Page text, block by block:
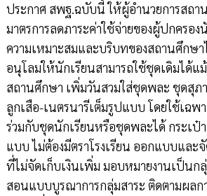
ประกาศ สพฐ.ฉบับนี้ ให้ผู้อำนวยการสถา
มาตรการลดภาระค่าใช้จ่ายของผู้ปกครอง
ความเหมาะสมและบริบทของสถานศึกษ
อนุโลมให้นักเรียนสามารถใช้ชุดเดิมได้แ
สถานศึกษา เพิ่มวันสวมใส่ชุดพละ ชุดสุภ
ลูกเสือ-เนตรนารีเต็มรูปแบบ โดยใช้เฉ
ร่วมกับชุดนักเรียนหรือชุดพละได้ กระเป๋
แบบ ไม่ต้องมีตราโรงเรียน ออกแบบและ
ที่ไม่จัดเก็บเงินเพิ่ม มอบหมายงานเป็นก
สอนแบบบูรณาการกลุ่มสาระ ติดตามผลก